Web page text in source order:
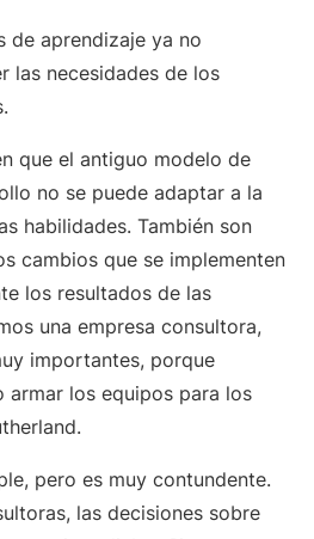
de aprendizaje ya no
las necesidades de los
que el antiguo modelo de
no se puede adaptar a la
habilidades. También son
cambios que se implementen
los resultados de las
una empresa consultora,
importantes, porque
armar los equipos para los
pero es muy contundente.
las decisiones sobre